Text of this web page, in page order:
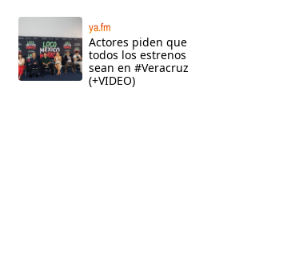
ya.fm
Actores piden que
todos los estrenos
sean en #Veracruz
(+VIDEO)